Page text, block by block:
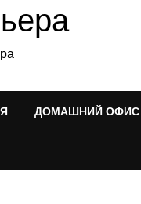
ДОМАШНИЙ ОФИС